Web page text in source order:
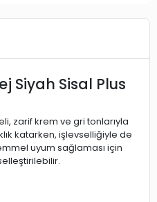
Siyah Sisal Plus
zarif krem ve gri tonlarıyla
katarken, işlevselliğiyle de
uyum sağlaması için